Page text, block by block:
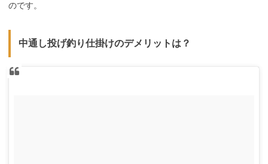
のです。
中通し投げ釣り仕掛けのデメリットは？